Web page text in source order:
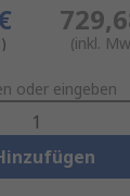
(inkl.
oder eingeben